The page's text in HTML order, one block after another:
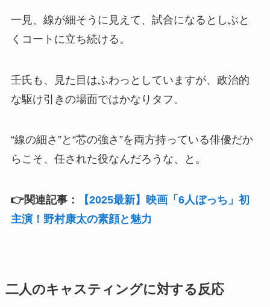
一見、線が細そうに見えて、試合になるとしぶと
くコートに立ち続ける。
壬氏も、見た目はふわっとしていますが、政治的
な駆け引きの場面ではかなりタフ。
“線の細さ”と“芯の強さ”を両方持っている俳優だか
らこそ、任された役なんだろうな、と。
👉関連記事：
【2025最新】映画「6人ぼっち」初
主演！野村康太の素顔と魅力
二人のキャスティングに対する反応